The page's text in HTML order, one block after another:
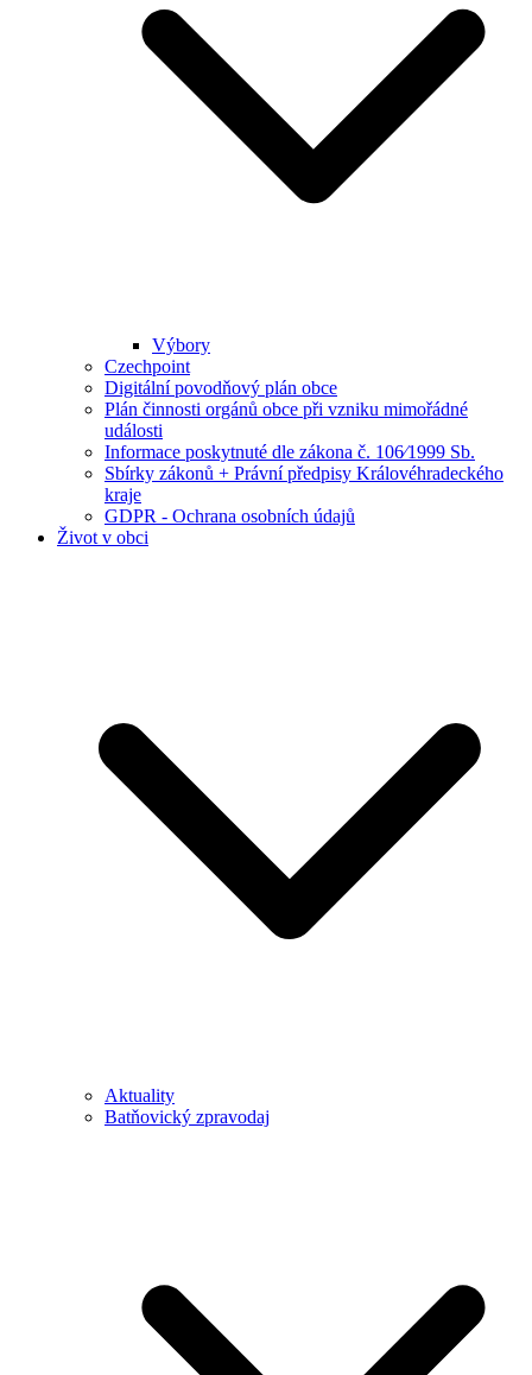
Výbory
Czechpoint
Digitální povodňový plán obce
Plán činnosti orgánů obce při vzniku mimořádné
události
Informace poskytnuté dle zákona č. 106⁄1999 Sb.
Sbírky zákonů + Právní předpisy Královéhradeckého
kraje
GDPR - Ochrana osobních údajů
Život v obci
Aktuality
Batňovický zpravodaj